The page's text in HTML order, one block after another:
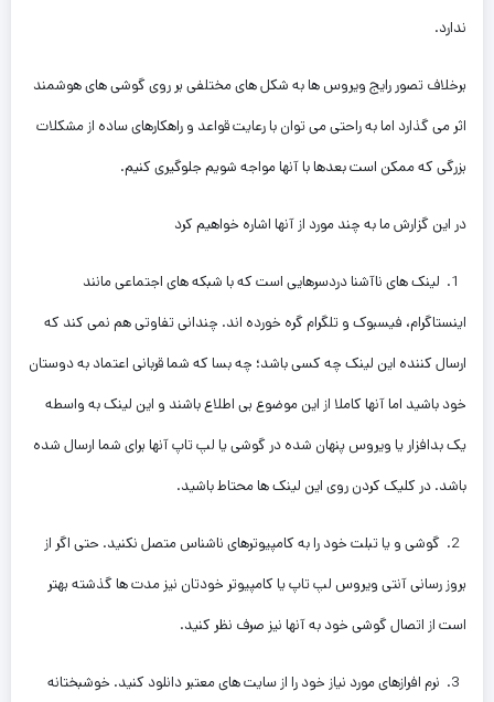
ندارد.
برخلاف تصور رایج ویروس ها به شکل های مختلفی بر روی گوشی های هوشمند
اثر می گذارد اما به راحتی می توان با رعایت قواعد و راهکارهای ساده از مشکلات
بزرگی که ممکن است بعدها با آنها مواجه شویم جلوگیری کنیم.
در این گزارش ما به چند مورد از آنها اشاره خواهیم کرد
1. لینک های ناآشنا دردسرهایی است که با شبکه های اجتماعی مانند
اینستاگرام، فیسبوک و تلگرام گره خورده اند. چندانی تفاوتی هم نمی کند که
ارسال کننده این لینک چه کسی باشد؛ چه بسا که شما قربانی اعتماد به دوستان
خود باشید اما آنها کاملا از این موضوع بی اطلاع باشند و این لینک به واسطه
یک بدافزار یا ویروس پنهان شده در گوشی یا لپ تاپ آنها برای شما ارسال شده
باشد. در کلیک کردن روی این لینک ها محتاط باشید.
2. گوشی و یا تبلت خود را به کامپیوترهای ناشناس متصل نکنید. حتی اگر از
بروز رسانی آنتی ویروس لپ تاپ یا کامپیوتر خودتان نیز مدت ها گذشته بهتر
است از اتصال گوشی خود به آنها نیز صرف نظر کنید.
3. نرم افرازهای مورد نیاز خود را از سایت های معتبر دانلود کنید. خوشبختانه